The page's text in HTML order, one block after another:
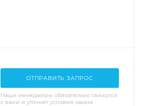
ОТПРАВИТЬ ЗАПРОС
Наши менеджеры обязательно свяжутся
с вами и уточнят условия заказа